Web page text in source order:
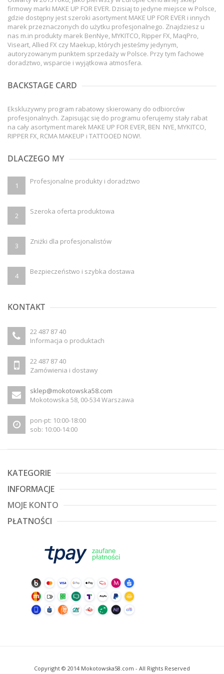
firmowy marki MAKE UP FOR EVER. Dzisiaj to jedyne miejsce w Polsce,
gdzie dostępny jest szeroki asortyment MAKE UP FOR EVER i innych
marek przeznaczonych do użytku profesjonalnego. Znajdziesz u
nas m.in produkty marek BenNye, MYKITCO, Ripper FX, MaqPro,
Viseart, Allied FX czy Maekup, których jesteśmy jedynym,
autoryzowanym punktem sprzedaży w Polsce. Przy tym fachowe
doradztwo, wsparcie i wyjątkowa atmosfera.
BACKSTAGE CARD
Ekskluzywny program rabatowy skierowany do odbiorców
profesjonalnych. Zapisując się do programu oferujemy stały rabat
na cały asortyment marek MAKE UP FOR EVER, BEN NYE, MYKITCO,
RIPPER FX, RCMA MAKEUP i TATTOOED NOW!.
DLACZEGO MY
1 Profesjonalne produkty i doradztwo
2 Szeroka oferta produktowa
3 Zniżki dla profesjonalistów
4 Bezpieczeństwo i szybka dostawa
KONTAKT
22 487 87 40
Informacja o produktach
22 487 87 40
Zamówienia i dostawy
sklep@mokotowska58.com
Mokotowska 58, 00-534 Warszawa
pon-pt: 10:00-18:00
sob: 10:00-14:00
KATEGORIE
INFORMACJE
MOJE KONTO
PŁATNOŚCI
Copyright © 2014 Mokotowska58.com - All Rights Reserved